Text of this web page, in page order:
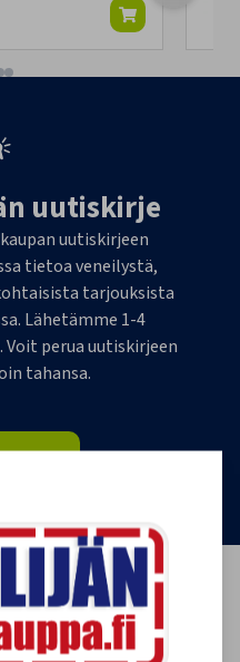
uutiskirje
uutiskirjeen
tietoa veneilystä,
tarjouksista
Lähetämme 1-4
perua uutiskirjeen
tahansa.